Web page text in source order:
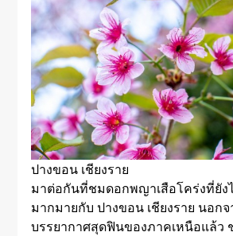
ปางขอน เชียงราย
มาต่อกันที่ชมดอกพญาเสือโคร่งที่ยัง
มากมายกับ ปางขอน เชียงราย นอกจ
บรรยากาศสุดฟินของภาคเหนือแล้ว